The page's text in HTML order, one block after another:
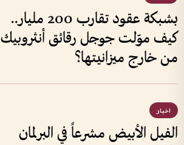
بشبكة عقود تقارب 200 مليار..
كيف موّلت جوجل رقائق أنثروبيك
من خارج ميزانيتها؟
اخبار
الفيل الأبيض مشرعاً في البرلمان